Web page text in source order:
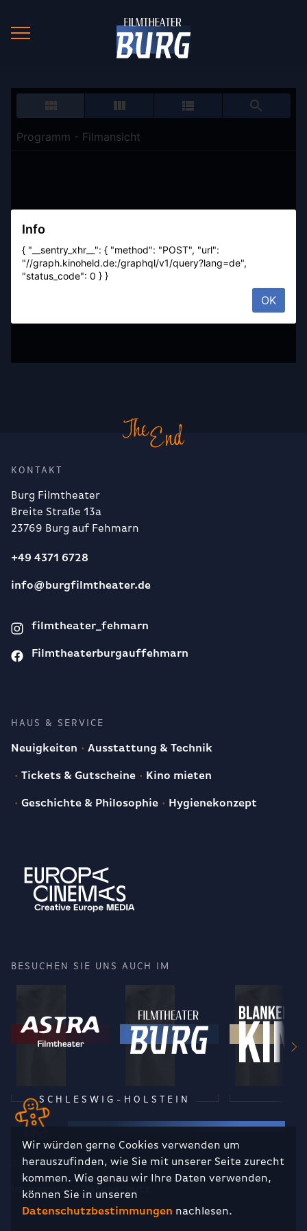
Wir würden gerne Cookies verwenden um
herauszufinden, wie Sie mit unserer Seite zurecht
kommen. Wie genau wir Ihre Daten verwenden,
können Sie in unseren
Datenschutzbestimmungen nachlesen.
KONTAKT
Burg Filmtheater
Breite Straße 13a
23769 Burg auf Fehmarn
+49 4371 6728
info@burgfilmtheater.de
filmtheater_fehmarn
Filmtheaterburgauffehmarn
HAUS & SERVICE
Neuigkeiten Ausstattung & Technik
Tickets & Gutscheine Kino mieten
Geschichte & Philosophie Hygienekonzept
BESUCHEN SIE UNS AUCH IM
SCHLESWIG-HOLSTEIN
RECHTLICHES
Impressum Datenschutz